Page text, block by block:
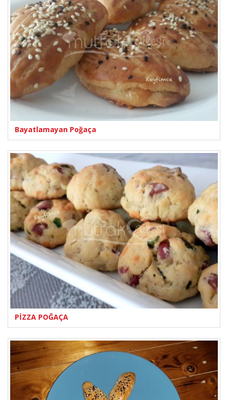
Bayatlamayan Poğaça
PİZZA POĞAÇA